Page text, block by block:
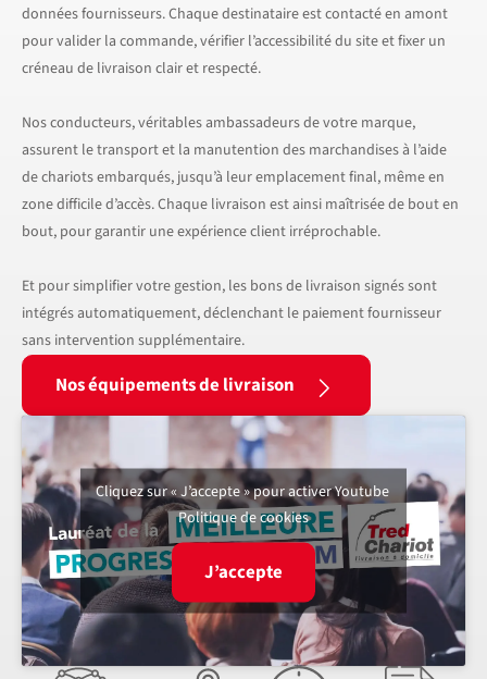
données fournisseurs. Chaque destinataire est contacté en amont
pour valider la commande, vérifier l’accessibilité du site et fixer un
créneau de livraison clair et respecté.
Nos conducteurs, véritables ambassadeurs de votre marque,
assurent le transport et la manutention des marchandises à l’aide
de chariots embarqués, jusqu’à leur emplacement final, même en
zone difficile d’accès. Chaque livraison est ainsi maîtrisée de bout en
bout, pour garantir une expérience client irréprochable.
Et pour simplifier votre gestion, les bons de livraison signés sont
intégrés automatiquement, déclenchant le paiement fournisseur
sans intervention supplémentaire.
Nos équipements de livraison
Cliquez sur « J’accepte » pour activer Youtube
Politique de cookies
J’accepte